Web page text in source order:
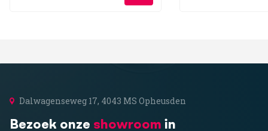
Dalwagenseweg 17, 4043 MS Opheusden
Bezoek onze showroom in